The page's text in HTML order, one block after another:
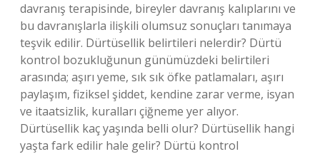
davranış terapisinde, bireyler davranış kalıplarını ve
bu davranışlarla ilişkili olumsuz sonuçları tanımaya
teşvik edilir. Dürtüsellik belirtileri nelerdir? Dürtü
kontrol bozukluğunun günümüzdeki belirtileri
arasında; aşırı yeme, sık sık öfke patlamaları, aşırı
paylaşım, fiziksel şiddet, kendine zarar verme, isyan
ve itaatsizlik, kuralları çiğneme yer alıyor.
Dürtüsellik kaç yaşında belli olur? Dürtüsellik hangi
yaşta fark edilir hale gelir? Dürtü kontrol